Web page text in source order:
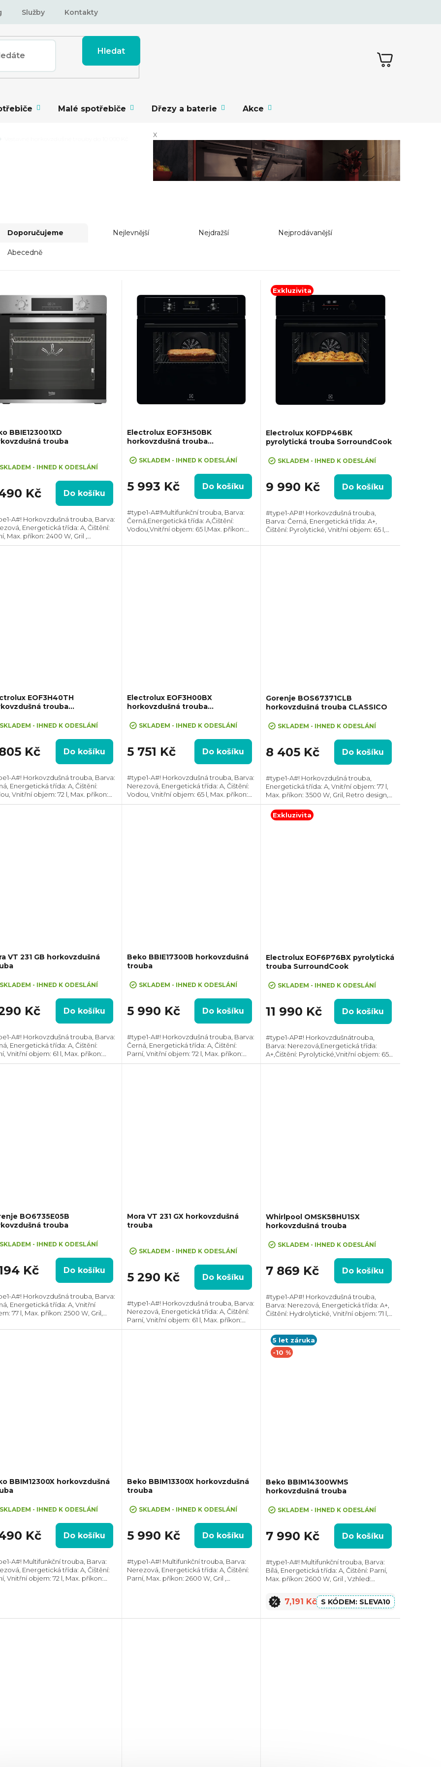
Služby Kontakty
Hledat
NÁKUPNÍ
KOŠÍK
Malé spotřebiče Dřezy a baterie Akce
x
Doporučujeme Nejlevnější Nejdražší Nejprodávanější
Abecedně
BBIE123001XD
trouba
SKLADEM - IHNED K ODESLÁNÍ
Kč Do košíku
A#! Horkovzdušná trouba, Barva:
Energetická třída: A, Čištění:
Max. příkon: 2400 W, Gril ,
(VxŠxH):595x594x567 mm,
Electrolux EOF3H50BK
horkovzdušná trouba
SKLADEM - IHNED K ODESLÁNÍ
5 993 Kč Do košíku
#type1-A#!Multifunkční trouba, Barva:
Černá,Energetická třída: A,Čištění:
Vodou,Vnitřní objem: 65 l,Max. příkon:
(VxŠxH):594×594×550 mm, Teplotní
Exkluzivita
Electrolux KOFDP46BK
pyrolytická trouba SorroundCook
SKLADEM - IHNED K ODESLÁNÍ
9 990 Kč Do košíku
#type1-AP#! Horkovzdušná trouba,
Barva: Černá, Energetická třída: A+,
Čištění: Pyrolytické, Vnitřní objem: 65 l,
(VxŠxH):590x594x560 mm, Teplotní
EOF3H40TH
trouba
SKLADEM - IHNED K ODESLÁNÍ
Kč Do košíku
A#! Horkovzdušná trouba, Barva:
Energetická třída: A, Čištění:
Vnitřní objem: 72 l, Max. příkon:
W, Gril, Rozměry
Electrolux EOF3H00BX
horkovzdušná trouba
SKLADEM - IHNED K ODESLÁNÍ
5 751 Kč Do košíku
#type1-A#! Horkovzdušná trouba, Barva:
Nerezová, Energetická třída: A, Čištění:
Vodou, Vnitřní objem: 65 l, Max. příkon:
2090 W, Gril, Rozměry
Gorenje BOS67371CLB
horkovzdušná trouba CLASSICO
SKLADEM - IHNED K ODESLÁNÍ
8 405 Kč Do košíku
#type1-A#! Horkovzdušná trouba,
Energetická třída: A, Vnitřní objem: 77 l,
Max. příkon: 3500 W, Gril, Retro design,
Rozměry (VxŠxH): 595x595x564 mm,
Teplotní rozsah: 50°C - 300°C, Počet skel
ve...
VT 231 GB horkovzdušná
SKLADEM - IHNED K ODESLÁNÍ
Kč Do košíku
A#! Horkovzdušná trouba, Barva:
Energetická třída: A, Čištění:
Vnitřní objem: 61 l, Max. příkon:
Rozměry (VxŠxH):
Beko BBIE17300B horkovzdušná
trouba
SKLADEM - IHNED K ODESLÁNÍ
5 990 Kč Do košíku
#type1-A#! Horkovzdušná trouba, Barva:
Černá, Energetická třída: A, Čištění:
Parní, Vnitřní objem: 72 l, Max. příkon:
2400 W, Gril , Rozměry
Exkluzivita
Electrolux EOF6P76BX pyrolytická
trouba SurroundCook
SKLADEM - IHNED K ODESLÁNÍ
11 990 Kč Do košíku
#type1-AP#! Horkovzdušnátrouba,
Barva: Nerezová,Energetická třída:
A+,Čištění: Pyrolytické,Vnitřní objem: 65
l,Max. příkon: 2320 W,Gril,Vzhled:
BO6735E05B
trouba
SKLADEM - IHNED K ODESLÁNÍ
Kč Do košíku
A#! Horkovzdušná trouba, Barva:
Energetická třída: A, Vnitřní
77 l, Max. příkon: 2500 W, Gril,
Teleskopický výsuv, Teplotní
Mora VT 231 GX horkovzdušná
trouba
hodnocení
je
3,0
5
hvězdiček.
SKLADEM - IHNED K ODESLÁNÍ
5 290 Kč Do košíku
#type1-A#! Horkovzdušná trouba, Barva:
Nerezová, Energetická třída: A, Čištění:
Parní, Vnitřní objem: 61 l, Max. příkon:
2900 W, Gril Rozměry (VxŠxH):
Whirlpool OMSK58HU1SX
horkovzdušná trouba
SKLADEM - IHNED K ODESLÁNÍ
7 869 Kč Do košíku
#type1-AP#! Horkovzdušná trouba,
Barva: Nerezová, Energetická třída: A+,
Čištění: Hydrolytické, Vnitřní objem: 71 l,
595x595x551 mm, Výbava: Teleskopický...
BBIM12300X horkovzdušná
SKLADEM - IHNED K ODESLÁNÍ
Kč Do košíku
A#! Multifunkční trouba, Barva:
Energetická třída: A, Čištění:
Vnitřní objem: 72 l, Max. příkon:
Beko BBIM13300X horkovzdušná
trouba
SKLADEM - IHNED K ODESLÁNÍ
5 990 Kč Do košíku
#type1-A#! Multifunkční trouba, Barva:
Nerezová, Energetická třída: A, Čištění:
Parní, Max. příkon: 2600 W, Gril ,
5 let záruka
-10 %
Beko BBIM14300WMS
horkovzdušná trouba
SKLADEM - IHNED K ODESLÁNÍ
7 990 Kč Do košíku
#type1-A#! Multifunkční trouba, Barva:
Bílá, Energetická třída: A, Čištění: Parní,
Max. příkon: 2600 W, Gril , Vzhled:
Výbava: Teleskopický výsuv, Počet skel...
7,191 Kč SLEVA10